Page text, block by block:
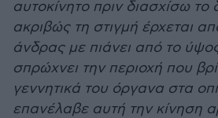
αυτοκίνητο πριν διασχίσω το
ακριβώς τη στιγμή έρχεται
άνδρας με πιάνει από το
σπρώχνει την περιοχή που
γεννητικά του όργανα στα
επανέλαβε αυτή την κίνηση